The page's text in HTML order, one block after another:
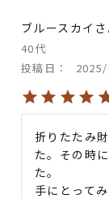
ブルースカイ
40代
投稿日
折りたたみ
た。その時
た。
手にとって